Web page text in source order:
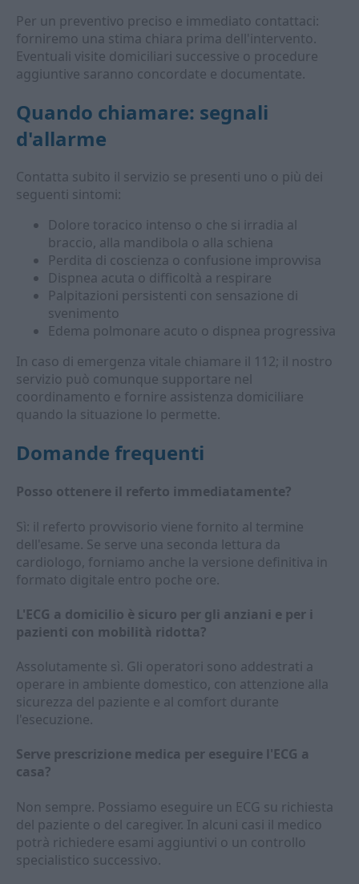
Per un preventivo preciso e immediato contattaci:
forniremo una stima chiara prima dell'intervento.
Eventuali visite domiciliari successive o procedure
aggiuntive saranno concordate e documentate.
Quando chiamare: segnali
d'allarme
Contatta subito il servizio se presenti uno o più dei
seguenti sintomi:
Dolore toracico intenso o che si irradia al
braccio, alla mandibola o alla schiena
Perdita di coscienza o confusione improvvisa
Dispnea acuta o difficoltà a respirare
Palpitazioni persistenti con sensazione di
svenimento
Edema polmonare acuto o dispnea progressiva
In caso di emergenza vitale chiamare il 112; il nostro
servizio può comunque supportare nel
coordinamento e fornire assistenza domiciliare
quando la situazione lo permette.
Domande frequenti
Posso ottenere il referto immediatamente?
Sì: il referto provvisorio viene fornito al termine
dell'esame. Se serve una seconda lettura da
cardiologo, forniamo anche la versione definitiva in
formato digitale entro poche ore.
L'ECG a domicilio è sicuro per gli anziani e per i
pazienti con mobilità ridotta?
Assolutamente sì. Gli operatori sono addestrati a
operare in ambiente domestico, con attenzione alla
sicurezza del paziente e al comfort durante
l'esecuzione.
Serve prescrizione medica per eseguire l'ECG a
casa?
Non sempre. Possiamo eseguire un ECG su richiesta
del paziente o del caregiver. In alcuni casi il medico
potrà richiedere esami aggiuntivi o un controllo
specialistico successivo.